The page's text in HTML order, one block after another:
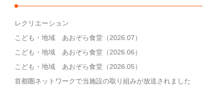
レクリエーション
こども・地域 あおぞら食堂（2026.07）
こども・地域 あおぞら食堂（2026.06）
こども・地域 あおぞら食堂（2026.05）
首都圏ネットワークで当施設の取り組みが放送されました